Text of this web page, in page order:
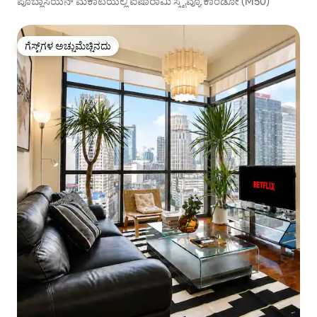
ಗೆಸ್ಟ್‌ಗಳ ಅಚ್ಚುಮೆಚ್ಚಿನದು
ಗೆಸ್ಟ್‌ಗಳ ಅಚ್ಚುಮೆಚ್ಚಿನದು